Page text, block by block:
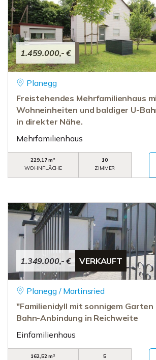
1.459.000,- €
Planegg
Freistehendes Mehrfamilienhaus
Wohneinheiten und baldiger U-
in direkter Nähe.
Mehrfamilienhaus
229,17 m²
WOHNFLÄCHE
10
ZIMMER
1.349.000,- € VERKAUFT
Planegg / Martinsried
"Familienidyll mit sonnigem Garten
Bahn-Anbindung in Reichweite
Einfamilienhaus
162,52 m²
5